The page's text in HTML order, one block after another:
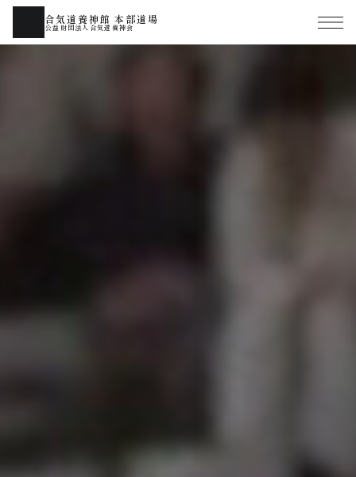
合気道養神館 本部道場
公益財団法人合気道養神会